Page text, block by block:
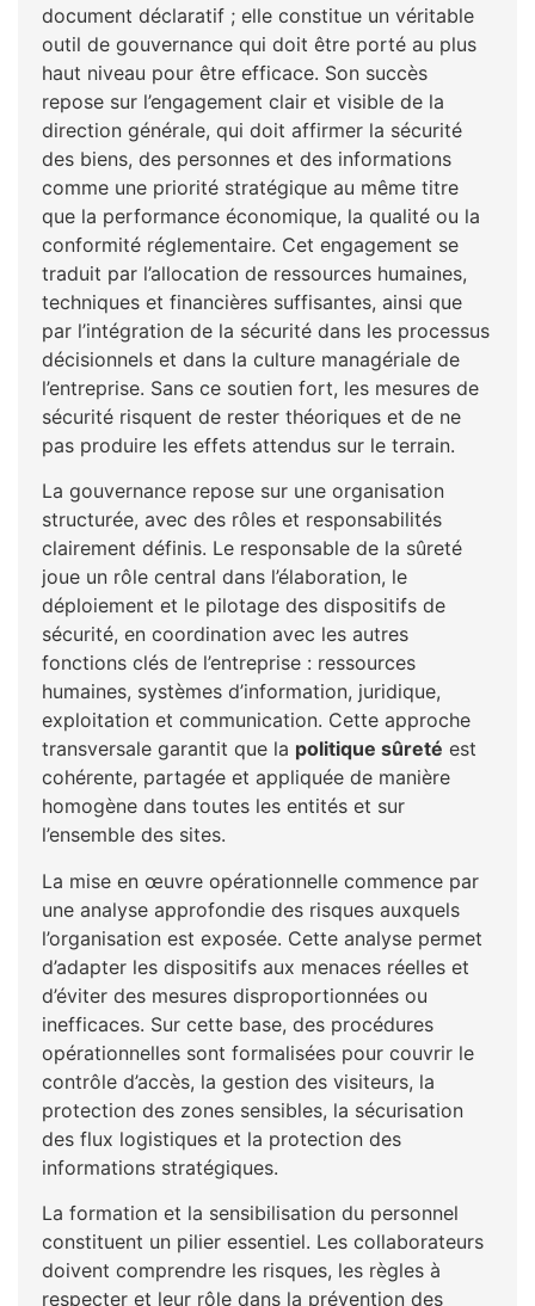
document déclaratif ; elle constitue un véritable
outil de gouvernance qui doit être porté au plus
haut niveau pour être efficace. Son succès
repose sur l’engagement clair et visible de la
direction générale, qui doit affirmer la sécurité
des biens, des personnes et des informations
comme une priorité stratégique au même titre
que la performance économique, la qualité ou la
conformité réglementaire. Cet engagement se
traduit par l’allocation de ressources humaines,
techniques et financières suffisantes, ainsi que
par l’intégration de la sécurité dans les processus
décisionnels et dans la culture managériale de
l’entreprise. Sans ce soutien fort, les mesures de
sécurité risquent de rester théoriques et de ne
pas produire les effets attendus sur le terrain.
La gouvernance repose sur une organisation
structurée, avec des rôles et responsabilités
clairement définis. Le responsable de la sûreté
joue un rôle central dans l’élaboration, le
déploiement et le pilotage des dispositifs de
sécurité, en coordination avec les autres
fonctions clés de l’entreprise : ressources
humaines, systèmes d’information, juridique,
exploitation et communication. Cette approche
transversale garantit que la politique sûreté est
cohérente, partagée et appliquée de manière
homogène dans toutes les entités et sur
l’ensemble des sites.
La mise en œuvre opérationnelle commence par
une analyse approfondie des risques auxquels
l’organisation est exposée. Cette analyse permet
d’adapter les dispositifs aux menaces réelles et
d’éviter des mesures disproportionnées ou
inefficaces. Sur cette base, des procédures
opérationnelles sont formalisées pour couvrir le
contrôle d’accès, la gestion des visiteurs, la
protection des zones sensibles, la sécurisation
des flux logistiques et la protection des
informations stratégiques.
La formation et la sensibilisation du personnel
constituent un pilier essentiel. Les collaborateurs
doivent comprendre les risques, les règles à
respecter et leur rôle dans la prévention des